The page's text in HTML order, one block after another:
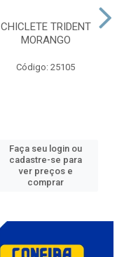
CHICLETE TRIDENT
MORANGO
Código: 25105
Faça seu login ou
cadastre-se para
ver preços e
comprar